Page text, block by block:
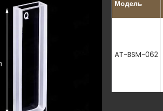
Модель
AT-BSM-062